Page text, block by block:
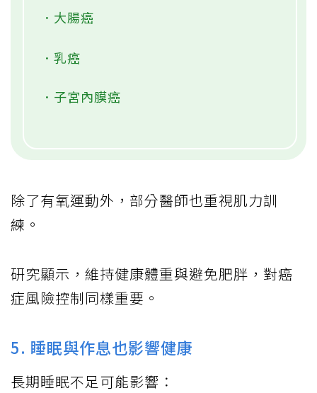
．大腸癌
．乳癌
．子宮內膜癌
除了有氧運動外，部分醫師也重視肌力訓
練。
研究顯示，維持健康體重與避免肥胖，對癌
症風險控制同樣重要。
5. 睡眠與作息也影響健康
長期睡眠不足可能影響：